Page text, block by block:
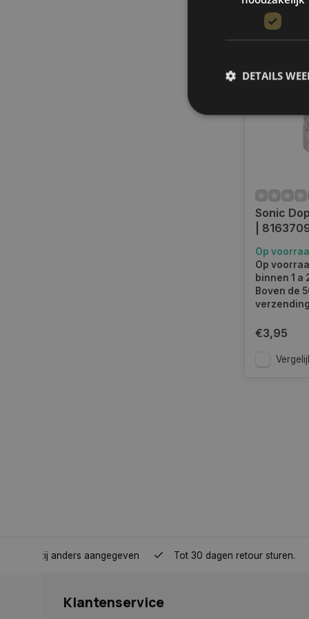
Vergelijk
Sonic
|
Op
Op
binnen 1 a
Boven de
€3,95
tenzij anders aangegeven Tot 30 dagen retour sturen.
Klantenservice
DETAILS
Naam
COOKIELAW_STATS
session_id
__cf_bm